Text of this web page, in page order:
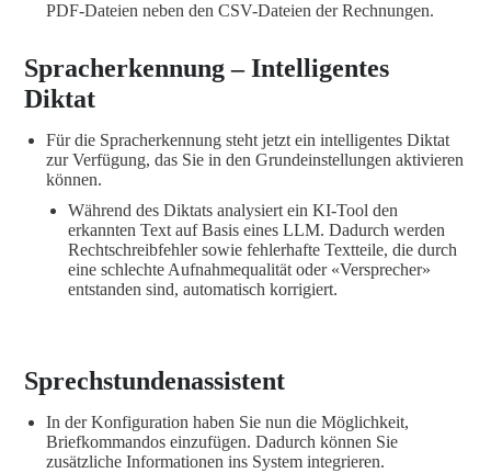
PDF-Dateien neben den CSV-Dateien der Rechnungen.
Spracherkennung – Intelligentes
Diktat
Für die Spracherkennung steht jetzt ein intelligentes Diktat
zur Verfügung, das Sie in den Grundeinstellungen aktivieren
können.
Während des Diktats analysiert ein KI-Tool den
erkannten Text auf Basis eines LLM. Dadurch werden
Rechtschreibfehler sowie fehlerhafte Textteile, die durch
eine schlechte Aufnahmequalität oder «Versprecher»
entstanden sind, automatisch korrigiert.
Sprechstundenassistent
In der Konfiguration haben Sie nun die Möglichkeit,
Briefkommandos einzufügen. Dadurch können Sie
zusätzliche Informationen ins System integrieren.